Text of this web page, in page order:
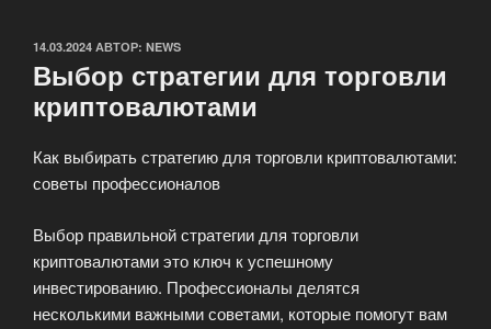
ОПУБЛИКОВАНО
14.03.2024 АВТОР: NEWS
Выбор стратегии для торговли
криптовалютами
Как выбирать стратегию для торговли криптовалютами:
советы профессионалов
Выбор правильной стратегии для торговли
криптовалютами это ключ к успешному
инвестированию. Профессионалы делятся
несколькими важными советами, которые помогут вам